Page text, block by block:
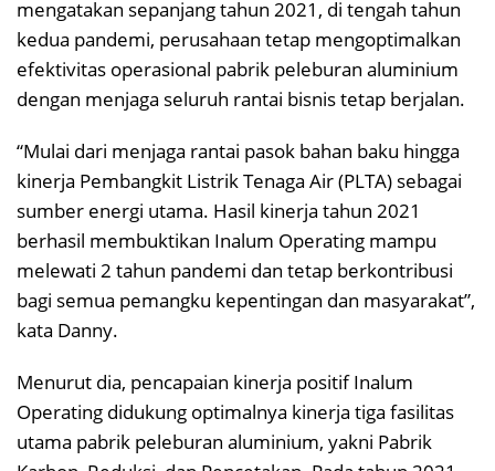
mengatakan sepanjang tahun 2021, di tengah tahun
kedua pandemi, perusahaan tetap mengoptimalkan
efektivitas operasional pabrik peleburan aluminium
dengan menjaga seluruh rantai bisnis tetap berjalan.
“Mulai dari menjaga rantai pasok bahan baku hingga
kinerja Pembangkit Listrik Tenaga Air (PLTA) sebagai
sumber energi utama. Hasil kinerja tahun 2021
berhasil membuktikan Inalum Operating mampu
melewati 2 tahun pandemi dan tetap berkontribusi
bagi semua pemangku kepentingan dan masyarakat”,
kata Danny.
Menurut dia, pencapaian kinerja positif Inalum
Operating didukung optimalnya kinerja tiga fasilitas
utama pabrik peleburan aluminium, yakni Pabrik